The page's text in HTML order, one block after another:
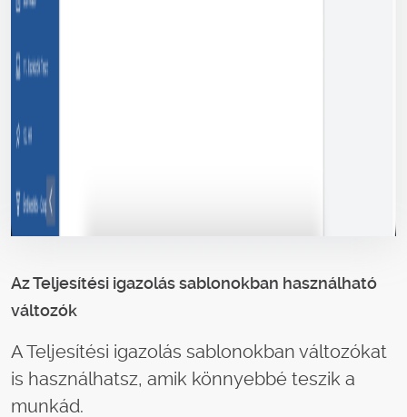
Az Teljesítési igazolás sablonokban használható
változók
A Teljesítési igazolás sablonokban változókat
is használhatsz, amik könnyebbé teszik a
munkád.